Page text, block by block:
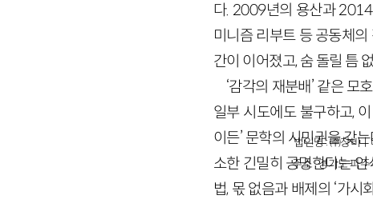
다. 2009년의 용산과 2014
미니즘 리부트 등 공동체
간이 이어졌고, 숨 돌릴 틈
‘감각의 재분배’ 같은
일부 시도에도 불구하고,
이든’ 문학의 시민권을 갖
소한 긴밀히 공명한다는 인
법, 몫 없음과 배제의 ‘가
법인명 : ㈜창비
주소 : 경기도 파